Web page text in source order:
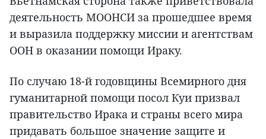
деятельность МООНСИ за прошедшее время
и выразила поддержку миссии и агентствам
ООН в оказании помощи Ираку.
По случаю 18-й годовщины Всемирного дня
гуманитарной помощи посол Куи призвал
правительство Ирака и страны всего мира
придавать большое значение защите и